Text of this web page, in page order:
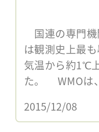
国連の専門機
は観測史上最
気温から約1℃
た。 WMOは
2015/12/08